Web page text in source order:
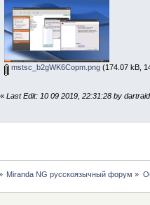
mstsc_b2gWK6Copm.png(174.07 kB,
«Last Edit: 10 09 2019, 22:31:28 by
Miranda NG русскоязычный форум »